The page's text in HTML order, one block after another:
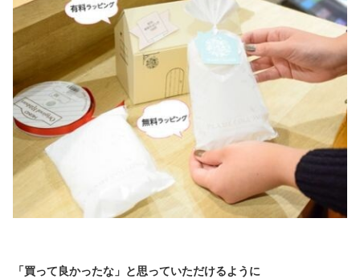
「買って良かったな」と思っていただけるように